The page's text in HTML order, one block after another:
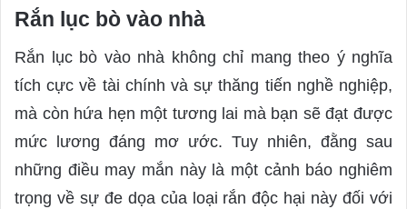
Rắn lục bò vào nhà
Rắn lục bò vào nhà không chỉ mang theo ý nghĩa
tích cực về tài chính và sự thăng tiến nghề nghiệp,
mà còn hứa hẹn một tương lai mà bạn sẽ đạt được
mức lương đáng mơ ước. Tuy nhiên, đằng sau
những điều may mắn này là một cảnh báo nghiêm
trọng về sự đe dọa của loại rắn độc hại này đối với